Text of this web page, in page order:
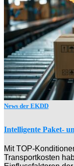
News der EKDD
Intelligente Paket-
Mit TOP-
Transportkosten